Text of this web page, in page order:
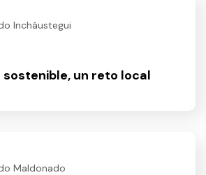
Incháustegui
un reto local
Maldonado